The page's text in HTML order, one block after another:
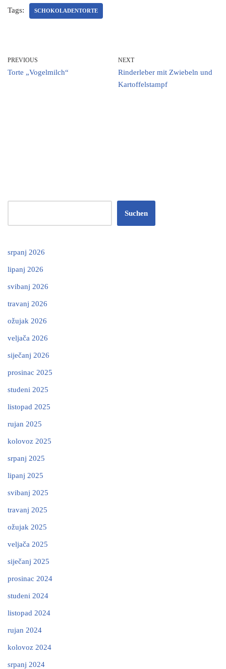
Tags: SCHOKOLADENTORTE
PREVIOUS
Torte „Vogelmilch“
NEXT
Rinderleber mit Zwiebeln und
Kartoffelstampf
Suchen
srpanj 2026
lipanj 2026
svibanj 2026
travanj 2026
ožujak 2026
veljača 2026
siječanj 2026
prosinac 2025
studeni 2025
listopad 2025
rujan 2025
kolovoz 2025
srpanj 2025
lipanj 2025
svibanj 2025
travanj 2025
ožujak 2025
veljača 2025
siječanj 2025
prosinac 2024
studeni 2024
listopad 2024
rujan 2024
kolovoz 2024
srpanj 2024